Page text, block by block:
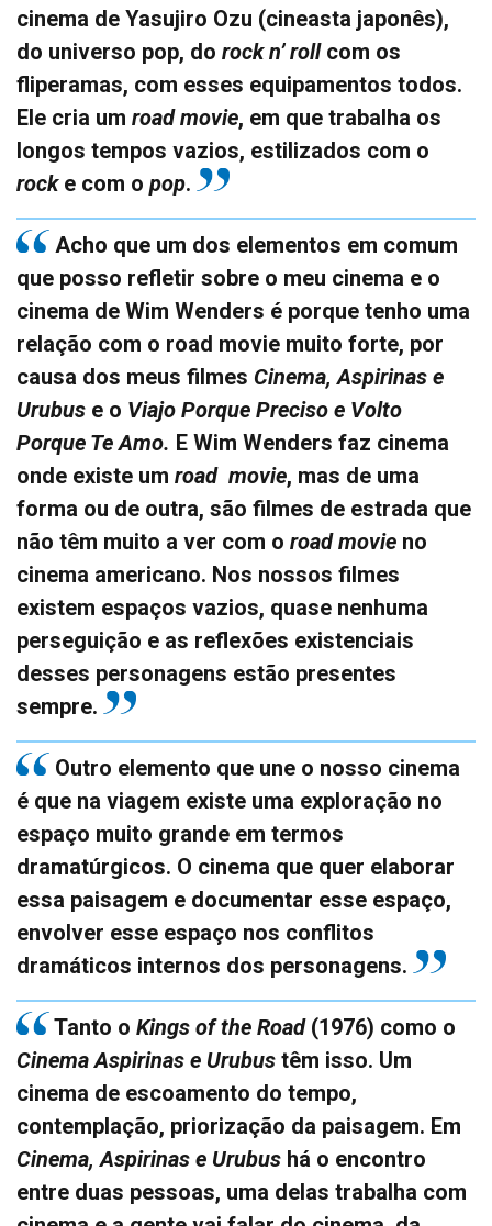
cinema de Yasujiro Ozu (cineasta japonês),
do universo pop, do rock n’ rollcom os
fliperamas, com esses equipamentos todos.
Ele cria um road movie, em que trabalha os
longos tempos vazios, estilizados com o
rock e com o pop.
Acho que um dos elementos em comum
que posso refletir sobre o meu cinema e o
cinema de Wim Wenders é porque tenho uma
relação com o road movie muito forte, por
causa dos meus filmes Cinema, Aspirinas e
Urubus e o Viajo Porque Preciso e Volto
Porque Te Amo. E Wim Wenders faz cinema
onde existe um road movie, mas de uma
forma ou de outra, são filmes de estrada que
não têm muito a ver com o road movie no
cinema americano. Nos nossos filmes
existem espaços vazios, quase nenhuma
perseguição e as reflexões existenciais
desses personagens estão presentes
sempre.
Outro elemento que une o nosso cinema
é que na viagem existe uma exploração no
espaço muito grande em termos
dramatúrgicos. O cinema que quer elaborar
essa paisagem e documentar esse espaço,
envolver esse espaço nos conflitos
dramáticos internos dos personagens.
Tanto o Kings of the Road (1976) como o
Cinema Aspirinas e Urubus têm isso. Um
cinema de escoamento do tempo,
contemplação, priorização da paisagem. Em
Cinema, Aspirinas e Urubus há o encontro
entre duas pessoas, uma delas trabalha com